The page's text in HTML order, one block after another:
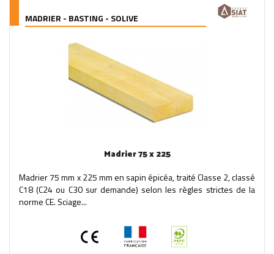
MADRIER - BASTING - SOLIVE
Madrier 75 x 225
Madrier 75 mm x 225 mm en sapin épicéa, traité Classe 2, classé
C18 (C24 ou C30 sur demande) selon les règles strictes de la
norme CE. Sciage...